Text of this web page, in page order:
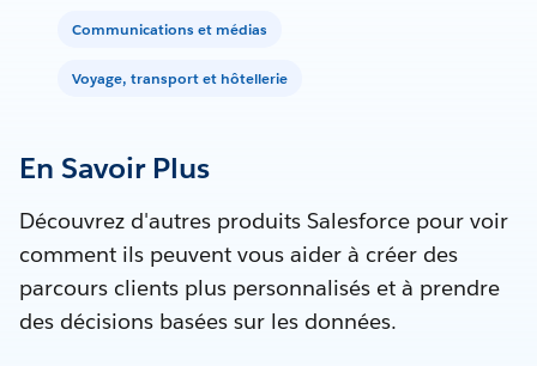
Communications et médias
Voyage, transport et hôtellerie
En Savoir Plus
Découvrez d'autres produits Salesforce pour voir
comment ils peuvent vous aider à créer des
parcours clients plus personnalisés et à prendre
des décisions basées sur les données.